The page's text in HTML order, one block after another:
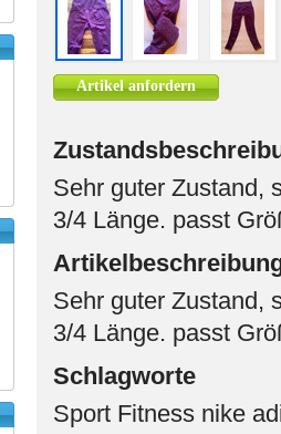
Artikel anfordern
Sehr guter Zustand,
3/4 Länge. passt
Sehr guter Zustand,
3/4 Länge. passt
Schlagworte
Sport Fitness nike